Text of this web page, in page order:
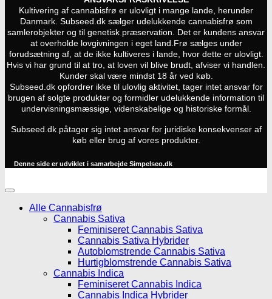
Kultivering af cannabisfrø er ulovligt i mange lande, herunder
Danmark. Subseed.dk sælger udelukkende cannabisfrø som
samlerobjekter og til genetisk præservation. Det er kundens ansvar
at overholde lovgivningen i eget land. Frø sælges under
forudsætning af, at de ikke kultiveres i lande, hvor dette er ulovligt.
Hvis vi har grund til at tro, at loven vil blive brudt, afviser vi handlen.
Kunder skal være mindst 18 år ved køb.
Subseed.dk opfordrer ikke til ulovlig aktivitet, tager intet ansvar for
brugen af solgte produkter og formidler udelukkende information til
undervisningsmæssige, videnskabelige og historiske formål.
Subseed.dk påtager sig intet ansvar for juridiske konsekvenser af
køb eller brug af vores produkter.
Denne side er udviklet i samarbejde Simpelseo.dk
Alle Cannabisfrø
Cannabis Sativa
Feminiseret Cannabis Sativa
Cannabis Sativa Hybrider
Autoblomstrende Cannabis Sativa
Hurtigblomstrende Cannabis Sativa
Cannabis Indica
Feminiseret Cannabis Indica
Cannabis Indica Hybrider